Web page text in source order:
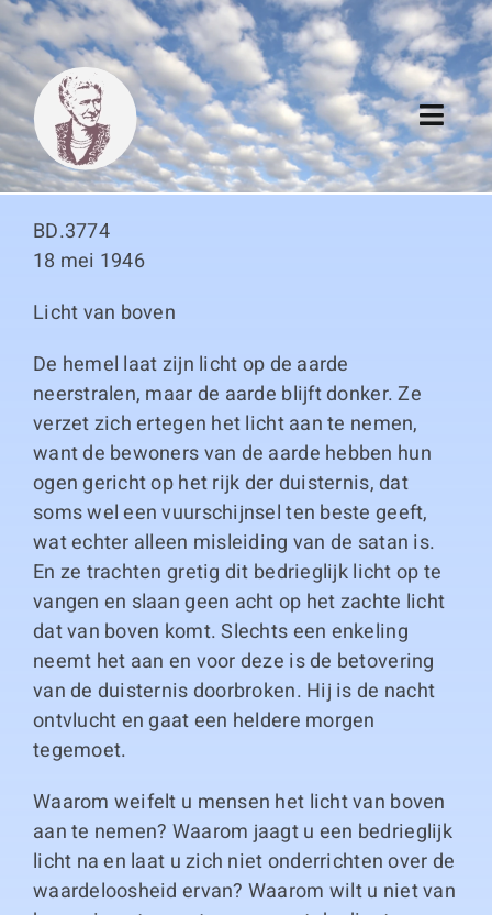
Skip
to
content
Algemeen
Duitse boeken
Links
BD.3774
18 mei 1946
Licht van boven
De hemel laat zijn licht op de aarde
neerstralen, maar de aarde blijft donker. Ze
verzet zich ertegen het licht aan te nemen,
want de bewoners van de aarde hebben hun
ogen gericht op het rijk der duisternis, dat
soms wel een vuurschijnsel ten beste geeft,
wat echter alleen misleiding van de satan is.
En ze trachten gretig dit bedrieglijk licht op te
vangen en slaan geen acht op het zachte licht
dat van boven komt. Slechts een enkeling
neemt het aan en voor deze is de betovering
van de duisternis doorbroken. Hij is de nacht
ontvlucht en gaat een heldere morgen
tegemoet.
Waarom weifelt u mensen het licht van boven
aan te nemen? Waarom jaagt u een bedrieglijk
licht na en laat u zich niet onderrichten over de
waardeloosheid ervan? Waarom wilt u niet van